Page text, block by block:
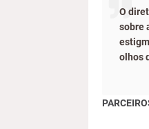
O
sobre
olhos